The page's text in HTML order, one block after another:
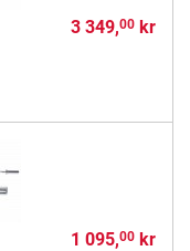
3 349,00kr
1 095,00kr